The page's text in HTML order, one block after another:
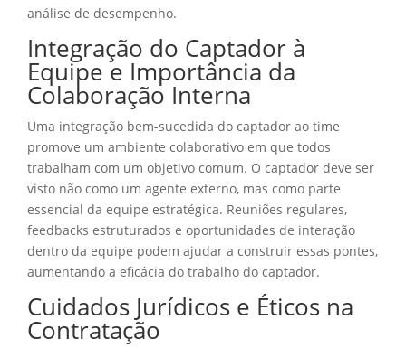
análise de desempenho.
Integração do Captador à
Equipe e Importância da
Colaboração Interna
Uma integração bem-sucedida do captador ao time
promove um ambiente colaborativo em que todos
trabalham com um objetivo comum. O captador deve ser
visto não como um agente externo, mas como parte
essencial da equipe estratégica. Reuniões regulares,
feedbacks estruturados e oportunidades de interação
dentro da equipe podem ajudar a construir essas pontes,
aumentando a eficácia do trabalho do captador.
Cuidados Jurídicos e Éticos na
Contratação